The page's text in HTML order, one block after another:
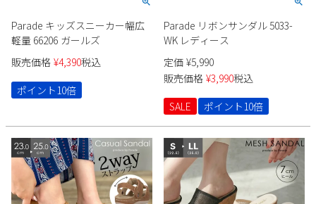
Parade キッズスニーカー幅広
軽量 66206 ガールズ
販売価格 ¥4,390税込
ポイント10倍
Parade リボンサンダル 5033-
WK レディース
定価 ¥5,990
販売価格 ¥3,990税込
SALE
ポイント10倍